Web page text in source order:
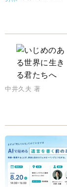
ＡＩで始める遺言
備セミナー開催
脳の健康習慣をサ
ープンイヤー型イ
「kikippa イヤホン
HERALBONY モ